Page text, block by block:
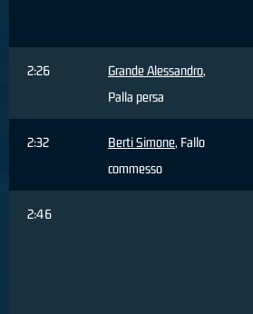
2:26 Grande Alessandro,
Palla persa
2:32 Berti Simone, Fallo
commesso
2:46